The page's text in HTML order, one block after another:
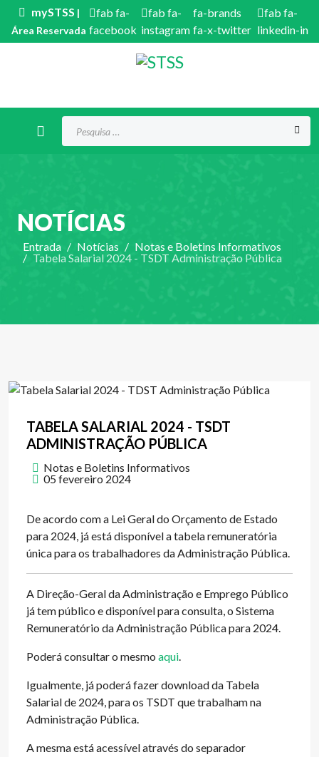
mySTSS |
Área Reservada
fab fa-
facebook
fab fa-
instagram
fa-brands
fa-x-twitter
fab fa-
linkedin-in
NOTÍCIAS
Entrada Notícias
Notas e Boletins Informativos
Tabela Salarial 2024 - TSDT Administração Pública
TABELA SALARIAL 2024 - TSDT
ADMINISTRAÇÃO PÚBLICA
Notas e Boletins Informativos
05 fevereiro 2024
De acordo com a Lei Geral do Orçamento de Estado
para 2024, já está disponível a tabela remuneratória
única para os trabalhadores da Administração Pública.
A Direção-Geral da Administração e Emprego Público
já tem público e disponível para consulta, o Sistema
Remuneratório da Administração Pública para 2024.
Poderá consultar o mesmo aqui.
Igualmente, já poderá fazer download da Tabela
Salarial de 2024, para os TSDT que trabalham na
Administração Pública.
A mesma está acessível através do separador